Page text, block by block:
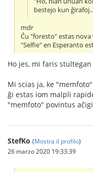
bestejo kun
mdr
Ĉu "foresto" estas
"Selfie" en Esperanto
Ho jes, mi faris
Mi scias ja, ke
ĝi estas iom malpli
"memfoto" povintus
StefKo (Mostra il profilo)
26 marzo 2020 19:33:39